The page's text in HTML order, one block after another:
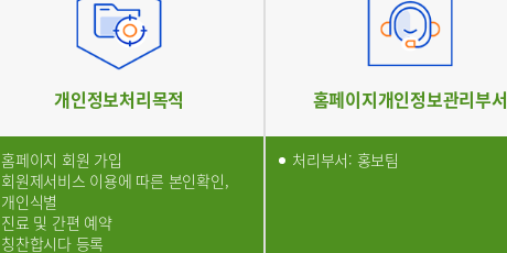
개인정보처리목적
홈페이지 회원 가입
회원제서비스 이용에 따른 본인확인,
개인식별
진료 및 간편 예약
칭찬합시다 등록
홈페이지개인정보관리부서
처리부서: 홍보팀